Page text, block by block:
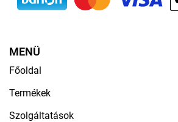
MENÜ
Főoldal
Termékek
Szolgáltatások